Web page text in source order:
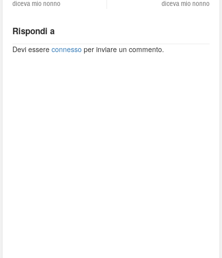
diceva mio nonno diceva mio nonno
Rispondi a
Devi essereconnesso per inviare un commento.